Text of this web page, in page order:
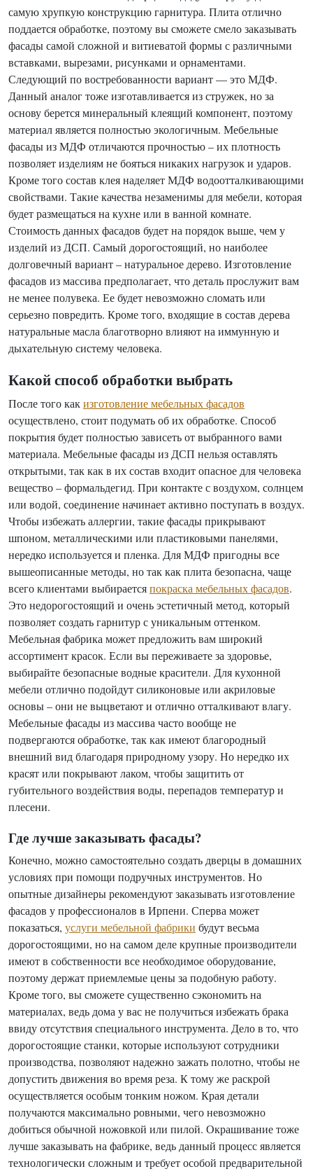
самую хрупкую конструкцию гарнитура. Плита отлично
поддается обработке, поэтому вы сможете смело заказывать
фасады самой сложной и витиеватой формы с различными
вставками, вырезами, рисунками и орнаментами.
Следующий по востребованности вариант — это МДФ.
Данный аналог тоже изготавливается из стружек, но за
основу берется минеральный клеящий компонент, поэтому
материал является полностью экологичным. Мебельные
фасады из МДФ отличаются прочностью – их плотность
позволяет изделиям не бояться никаких нагрузок и ударов.
Кроме того состав клея наделяет МДФ водоотталкивающими
свойствами. Такие качества незаменимы для мебели, которая
будет размещаться на кухне или в ванной комнате.
Стоимость данных фасадов будет на порядок выше, чем у
изделий из ДСП. Самый дорогостоящий, но наиболее
долговечный вариант – натуральное дерево. Изготовление
фасадов из массива предполагает, что деталь прослужит вам
не менее полувека. Ее будет невозможно сломать или
серьезно повредить. Кроме того, входящие в состав дерева
натуральные масла благотворно влияют на иммунную и
дыхательную систему человека.
Какой способ обработки выбрать
После того какизготовление мебельных фасадов
осуществлено, стоит подумать об их обработке. Способ
покрытия будет полностью зависеть от выбранного вами
материала. Мебельные фасады из ДСП нельзя оставлять
открытыми, так как в их состав входит опасное для человека
вещество – формальдегид. При контакте с воздухом, солнцем
или водой, соединение начинает активно поступать в воздух.
Чтобы избежать аллергии, такие фасады прикрывают
шпоном, металлическими или пластиковыми панелями,
нередко используется и пленка. Для МДФ пригодны все
вышеописанные методы, но так как плита безопасна, чаще
всего клиентами выбираетсяпокраска мебельных фасадов.
Это недорогостоящий и очень эстетичный метод, который
позволяет создать гарнитур с уникальным оттенком.
Мебельная фабрика может предложить вам широкий
ассортимент красок. Если вы переживаете за здоровье,
выбирайте безопасные водные красители. Для кухонной
мебели отлично подойдут силиконовые или акриловые
основы – они не выцветают и отлично отталкивают влагу.
Мебельные фасады из массива часто вообще не
подвергаются обработке, так как имеют благородный
внешний вид благодаря природному узору. Но нередко их
красят или покрывают лаком, чтобы защитить от
губительного воздействия воды, перепадов температур и
плесени.
Где лучше заказывать фасады?
Конечно, можно самостоятельно создать дверцы в домашних
условиях при помощи подручных инструментов. Но
опытные дизайнеры рекомендуют заказывать изготовление
фасадов у профессионалов в Ирпени. Сперва может
показаться, услуги мебельной фабрики будут весьма
дорогостоящими, но на самом деле крупные производители
имеют в собственности все необходимое оборудование,
поэтому держат приемлемые цены за подобную работу.
Кроме того, вы сможете существенно сэкономить на
материалах, ведь дома у вас не получиться избежать брака
ввиду отсутствия специального инструмента. Дело в то, что
дорогостоящие станки, которые используют сотрудники
производства, позволяют надежно зажать полотно, чтобы не
допустить движения во время реза. К тому же раскрой
осуществляется особым тонким ножом. Края детали
получаются максимально ровными, чего невозможно
добиться обычной ножовкой или пилой. Окрашивание тоже
лучше заказывать на фабрике, ведь данный процесс является
технологически сложным и требует особой предварительной